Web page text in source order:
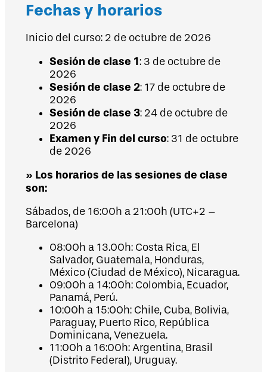
Fechas y horarios
Inicio del curso: 2 de octubre de 2026
Sesión de clase 1: 3 de octubre de
2026
Sesión de clase 2: 17 de octubre de
2026
Sesión de clase 3: 24 de octubre de
2026
Examen y Fin del curso: 31 de octubre
de 2026
» Los horarios de las sesiones de clase
son:
Sábados, de 16:00h a 21:00h (UTC+2 –
Barcelona)
08:00h a 13.00h: Costa Rica, El
Salvador, Guatemala, Honduras,
México (Ciudad de México), Nicaragua.
09:00h a 14:00h: Colombia, Ecuador,
Panamá, Perú.
10:00h a 15:00h: Chile, Cuba, Bolivia,
Paraguay, Puerto Rico, República
Dominicana, Venezuela.
11:00h a 16:00h: Argentina, Brasil
(Distrito Federal), Uruguay.